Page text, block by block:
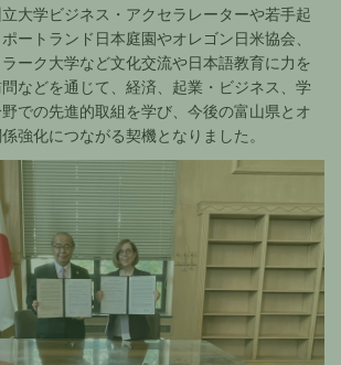
大学ビジネス・アクセラレーターや若手起
ートランド日本庭園やオレゴン日米協会、
ーク大学など文化交流や日本語教育に力を
などを通じて、経済、起業・ビジネス、学
での先進的取組を学び、今後の富山県とオ
強化につながる契機となりました。